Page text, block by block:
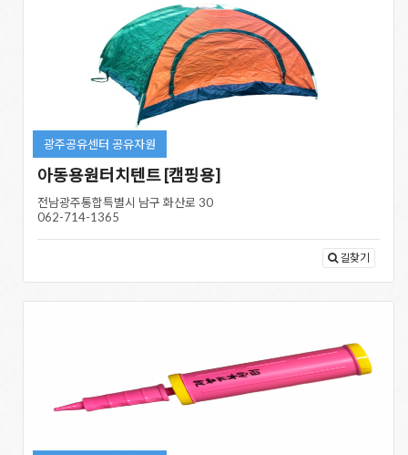
광주공유센터 공유자원
아동용원터치텐트 [캠핑용]
전남광주통합특별시 남구 화산로 30
062-714-1365
길찾기